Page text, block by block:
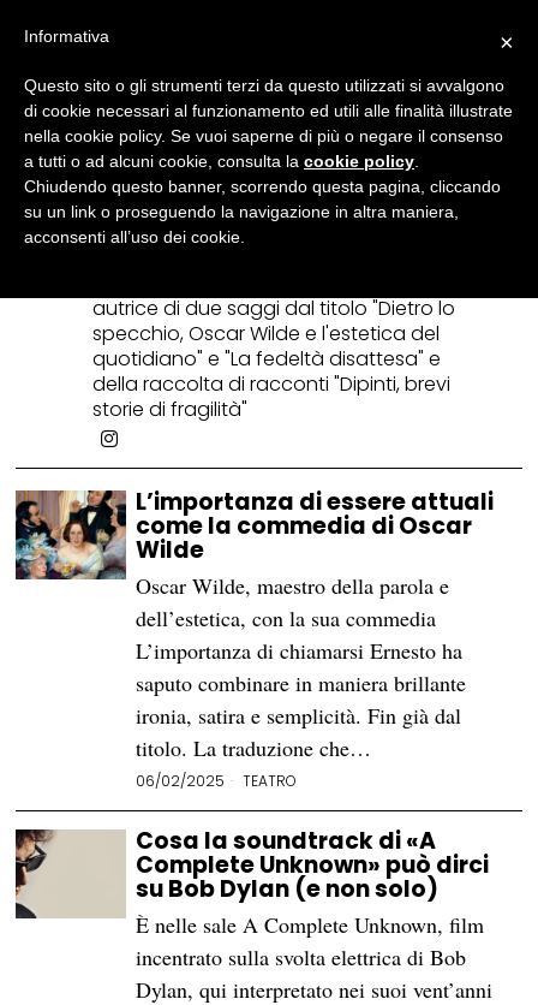
Silvia Argento
Nata ad Agrigento nel 1997, ha
conseguito una laurea triennale in Lettere
Moderne, una magistrale in Filologia
Moderna e Italianistica e una seconda
magistrale in Editoria e scrittura con lode.
È docente di letteratura italiana e latina,
autrice di due saggi dal titolo "Dietro lo
specchio, Oscar Wilde e l'estetica del
quotidiano" e "La fedeltà disattesa" e
della raccolta di racconti "Dipinti, brevi
storie di fragilità"
L’importanza di essere attuali
come la commedia di Oscar
Wilde
Oscar Wilde, maestro della parola e
dell’estetica, con la sua commedia
L’importanza di chiamarsi Ernesto ha
saputo combinare in maniera brillante
ironia, satira e semplicità. Fin già dal
titolo. La traduzione che…
06/02/2025 TEATRO
Cosa la soundtrack di «A
Complete Unknown» può dirci
su Bob Dylan (e non solo)
È nelle sale A Complete Unknown, film
incentrato sulla svolta elettrica di Bob
Dylan, qui interpretato nei suoi vent’anni
×
Informativa
Questo sito o gli strumenti terzi da questo utilizzati si avvalgono
di cookie necessari al funzionamento ed utili alle finalità illustrate
nella cookie policy. Se vuoi saperne di più o negare il consenso
a tutti o ad alcuni cookie, consulta la cookie policy
Chiudendo questo banner, scorrendo questa pagina, cliccando
su un link o proseguendo la navigazione in altra maniera,
acconsenti all’uso dei cookie.